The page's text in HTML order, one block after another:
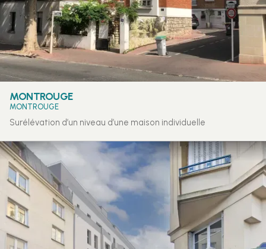
MONTROUGE
MONTROUGE
Surélévation d’un niveau d’une maison individuelle